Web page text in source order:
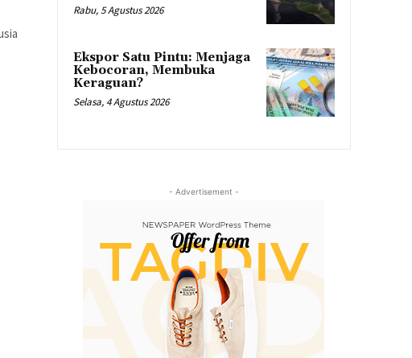
Rabu, 5 Agustus 2026
Ekspor Satu Pintu: Menjaga
Kebocoran, Membuka
Keraguan?
Selasa, 4 Agustus 2026
- Advertisement -